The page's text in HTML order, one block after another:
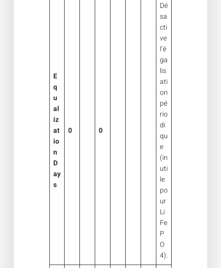
E
q
u
al
iz
at
io
n
D
ay
s
0 0
Dé
sa
cti
ve
l’é
ga
lis
ati
on
pé
rio
di
qu
e
(in
uti
le
po
ur
Li
Fe
P
O
4).